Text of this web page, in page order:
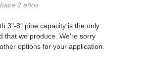
hace 2 años
3"-8" pipe capacity is the only
that we produce. We're sorry
options for your application.